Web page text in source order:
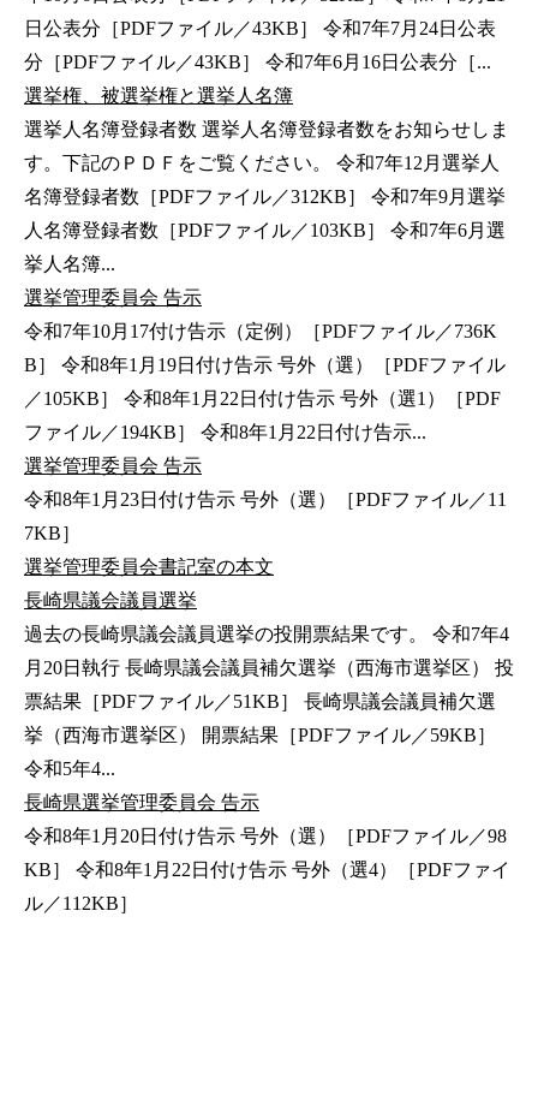
日公表分［PDFファイル／43KB］ 令和7年7月24日公表
分［PDFファイル／43KB］ 令和7年6月16日公表分［...
選挙権、被選挙権と選挙人名簿
選挙人名簿登録者数 選挙人名簿登録者数をお知らせしま
す。下記のＰＤＦをご覧ください。 令和7年12月選挙人
名簿登録者数［PDFファイル／312KB］ 令和7年9月選挙
人名簿登録者数［PDFファイル／103KB］ 令和7年6月選
挙人名簿...
選挙管理委員会 告示
令和7年10月17付け告示（定例）［PDFファイル／736K
B］ 令和8年1月19日付け告示 号外（選）［PDFファイル
／105KB］ 令和8年1月22日付け告示 号外（選1）［PDF
ファイル／194KB］ 令和8年1月22日付け告示...
選挙管理委員会 告示
令和8年1月23日付け告示 号外（選）［PDFファイル／11
7KB］
選挙管理委員会書記室の本文
長崎県議会議員選挙
過去の長崎県議会議員選挙の投開票結果です。 令和7年4
月20日執行 長崎県議会議員補欠選挙（西海市選挙区） 投
票結果［PDFファイル／51KB］ 長崎県議会議員補欠選
挙（西海市選挙区） 開票結果［PDFファイル／59KB］
令和5年4...
長崎県選挙管理委員会 告示
令和8年1月20日付け告示 号外（選）［PDFファイル／98
KB］ 令和8年1月22日付け告示 号外（選4）［PDFファイ
ル／112KB］